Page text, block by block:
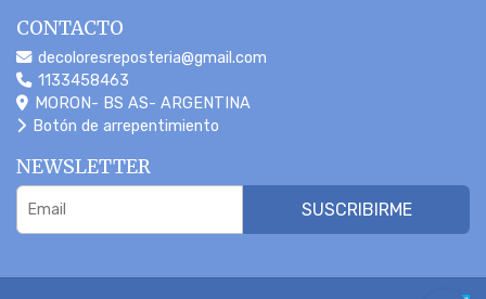
CONTACTO
decoloresreposteria@gmail.com
1133458463
MORON- BS AS- ARGENTINA
Botón de arrepentimiento
NEWSLETTER
SUSCRIBIRME